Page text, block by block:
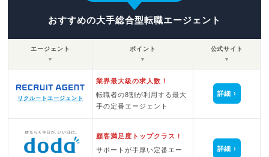
おすすめの大手総合型転職エージェント
エージェント
▼
ポイント
▼
公式サイト
▼
リクルートエージェント
業界最大級の求人数！
転職者の8割が利用する最大
手の定番エージェント
詳細
顧客満足度トップクラス！
サポートが手厚い定番エー
詳細